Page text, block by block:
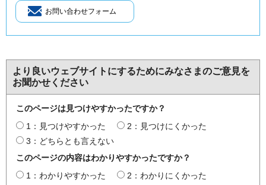
より良いウェブサイトにするためにみなさまのご意見を
お聞かせください
このページは見つけやすかったですか？
1：見つけやすかった
2：見つけにくかった
3：どちらとも言えない
このページの内容はわかりやすかったですか？
1：わかりやすかった
2：わかりにくかった